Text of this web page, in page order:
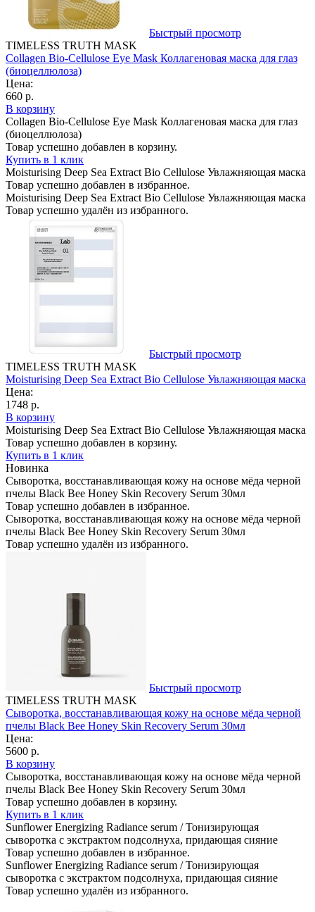
Быстрый просмотр
TIMELESS TRUTH MASK
Collagen Bio-Cellulose Eye Mask Коллагеновая маска для глаз
(биоцеллюлоза)
Цена:
660 р.
В корзину
Collagen Bio-Cellulose Eye Mask Коллагеновая маска для глаз
(биоцеллюлоза)
Товар успешно добавлен в корзину.
Купить в 1 клик
Moisturising Deep Sea Extract Bio Cellulose Увлажняющая маска
Товар успешно добавлен в избранное.
Moisturising Deep Sea Extract Bio Cellulose Увлажняющая маска
Товар успешно удалён из избранного.
Быстрый просмотр
TIMELESS TRUTH MASK
Moisturising Deep Sea Extract Bio Cellulose Увлажняющая маска
Цена:
1748 р.
В корзину
Moisturising Deep Sea Extract Bio Cellulose Увлажняющая маска
Товар успешно добавлен в корзину.
Купить в 1 клик
Новинка
Сыворотка, восстанавливающая кожу на основе мёда черной
пчелы Black Bee Honey Skin Recovery Serum 30мл
Товар успешно добавлен в избранное.
Сыворотка, восстанавливающая кожу на основе мёда черной
пчелы Black Bee Honey Skin Recovery Serum 30мл
Товар успешно удалён из избранного.
Быстрый просмотр
TIMELESS TRUTH MASK
Сыворотка, восстанавливающая кожу на основе мёда черной
пчелы Black Bee Honey Skin Recovery Serum 30мл
Цена:
5600 р.
В корзину
Сыворотка, восстанавливающая кожу на основе мёда черной
пчелы Black Bee Honey Skin Recovery Serum 30мл
Товар успешно добавлен в корзину.
Купить в 1 клик
Sunflower Energizing Radiance serum / Тонизирующая
сыворотка с экстрактом подсолнуха, придающая сияние
Товар успешно добавлен в избранное.
Sunflower Energizing Radiance serum / Тонизирующая
сыворотка с экстрактом подсолнуха, придающая сияние
Товар успешно удалён из избранного.